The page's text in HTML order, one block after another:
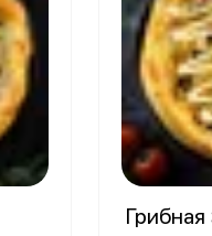
Грибная